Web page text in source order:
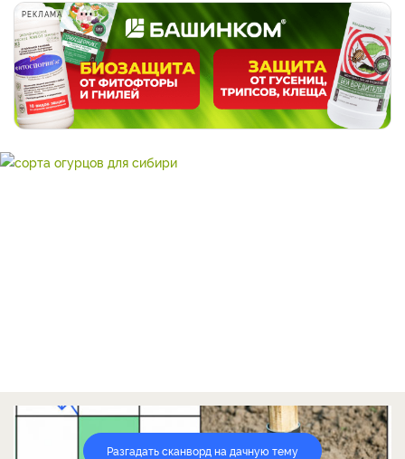
РЕКЛАМА
Разгадать сканворд на дачную тему